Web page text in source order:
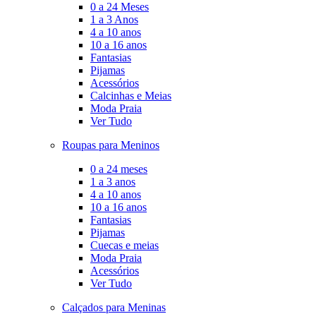
0 a 24 Meses
1 a 3 Anos
4 a 10 anos
10 a 16 anos
Fantasias
Pijamas
Acessórios
Calcinhas e Meias
Moda Praia
Ver Tudo
Roupas para Meninos
0 a 24 meses
1 a 3 anos
4 a 10 anos
10 a 16 anos
Fantasias
Pijamas
Cuecas e meias
Moda Praia
Acessórios
Ver Tudo
Calçados para Meninas